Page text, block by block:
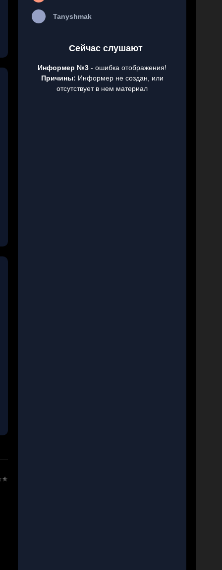
Tanyshmak
Сейчас слушают
Информер №3 - ошибка отображения!
Причины: Информер не создан, или
отсутствует в нем материал